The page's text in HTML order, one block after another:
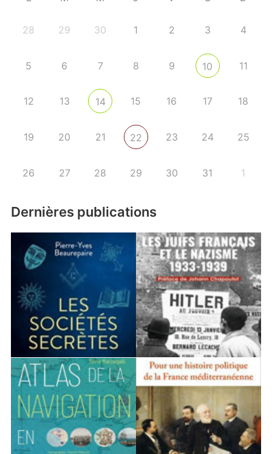
28 29 30 1 2 3 4
5 6 7 8 9 10 11
12 13 14 15 16 17 18
19 20 21 22 23 24 25
26 27 28 29 30 31 1
Dernières publications